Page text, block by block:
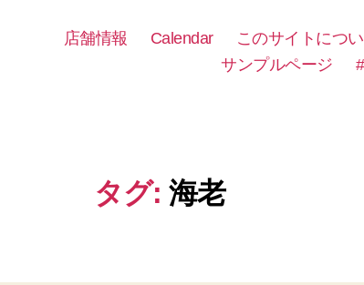
店舗情報 Calendar
このサイトにつ
サンプルページ
タグ: 海老